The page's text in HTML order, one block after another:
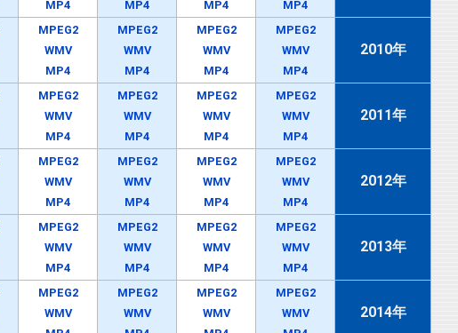
MP4
MP4
MP4
MP4
MPEG2
WMV
MP4
MPEG2
WMV
MP4
MPEG2
WMV
MP4
MPEG2
WMV
MP4
2010年
MPEG2
WMV
MP4
MPEG2
WMV
MP4
MPEG2
WMV
MP4
MPEG2
WMV
MP4
2011年
MPEG2
WMV
MP4
MPEG2
WMV
MP4
MPEG2
WMV
MP4
MPEG2
WMV
MP4
2012年
MPEG2
WMV
MP4
MPEG2
WMV
MP4
MPEG2
WMV
MP4
MPEG2
WMV
MP4
2013年
MPEG2
WMV
MPEG2
WMV
MPEG2
WMV
MPEG2
WMV
2014年